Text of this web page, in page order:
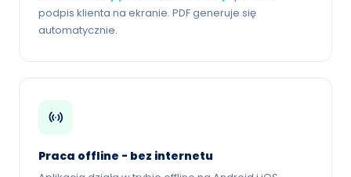
podpis klienta na ekranie. PDF generuje się
automatycznie.
Praca offline - bez internetu